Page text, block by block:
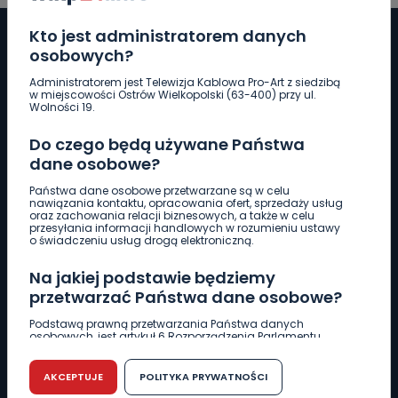
Kto jest administratorem danych
osobowych?
Administratorem jest Telewizja Kablowa Pro-Art z siedzibą
w miejscowości Ostrów Wielkopolski (63-400) przy ul.
Wolności 19.
Do czego będą używane Państwa
dane osobowe?
Państwa dane osobowe przetwarzane są w celu
nawiązania kontaktu, opracowania ofert, sprzedaży usług
oraz zachowania relacji biznesowych, a także w celu
przesyłania informacji handlowych w rozumieniu ustawy
o świadczeniu usług drogą elektroniczną.
Na jakiej podstawie będziemy
przetwarzać Państwa dane osobowe?
Podstawą prawną przetwarzania Państwa danych
osobowych, jest artykuł 6 Rozporządzenia Parlamentu
r. w sprawie ochrony osób fizycznych w związku z
przetwarzaniem danych osobowych w sprawie
swobodnego przepływu takich danych oraz uchylenia
AKCEPTUJE POLITYKA PRYWATNOŚCI
Pobierz logotyp
LINIA INTERWENCYJNA
661 997 997
REDAKCJA
62 735 22 22redakcja@wlkp24.info
DZIAŁ REKLAMY
62 735 01 85 reklama@wlkp24.info
WIADOMOŚCI